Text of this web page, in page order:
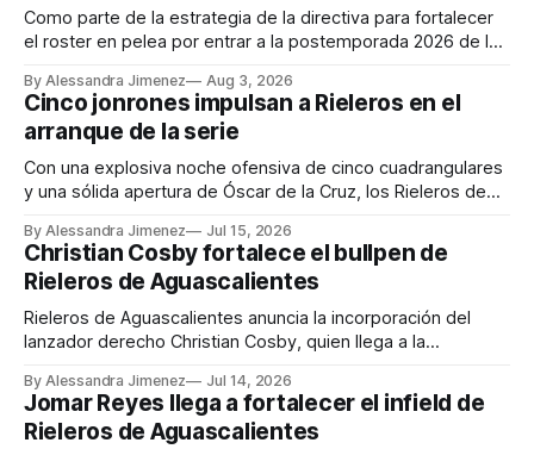
Como parte de la estrategia de la directiva para fortalecer
el roster en pelea por entrar a la postemporada 2026 de la
Aguascalientes anuncia la incorporación del
venezolano David Rodríguez, quien llega procedente de los
Pericos de Puebla. En un movimiento correspondiente,
José
By Alessandra Jimenez Aug 3, 2026
Cinco jonrones impulsan a Rieleros en el
arranque de la serie
Con una explosiva noche ofensiva de cinco cuadrangulares
y una sólida apertura de Óscar de la Cruz, los Rieleros de
el primer juego de la serie disputado en el Parque Alberto
Romo Chávez. Ángel Reyes encabezó el ataque de la
novena
By Alessandra Jimenez Jul 15, 2026
Christian Cosby fortalece el bullpen de
Rieleros de Aguascalientes
Rieleros de Aguascalientes anuncia la incorporación del
lanzador derecho Christian Cosby, quien llega a la
parte del cambio en el que fue cedido el infielder Andretty
Cordero. La directiva del club informa además que el
movimiento aún no está concluido, ya que restan
By Alessandra Jimenez Jul 14, 2026
Jomar Reyes llega a fortalecer el infield de
Rieleros de Aguascalientes